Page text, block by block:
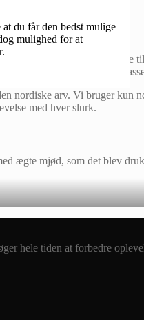
dråbe
– vi skaber en smagsrejse
mjød i absolut
nordiske arv. Vi bruger kun
med hver slurk.
ægte mjød, som det blev
hele tiden at forbedre
du får den bedst mulige
mulighed for at